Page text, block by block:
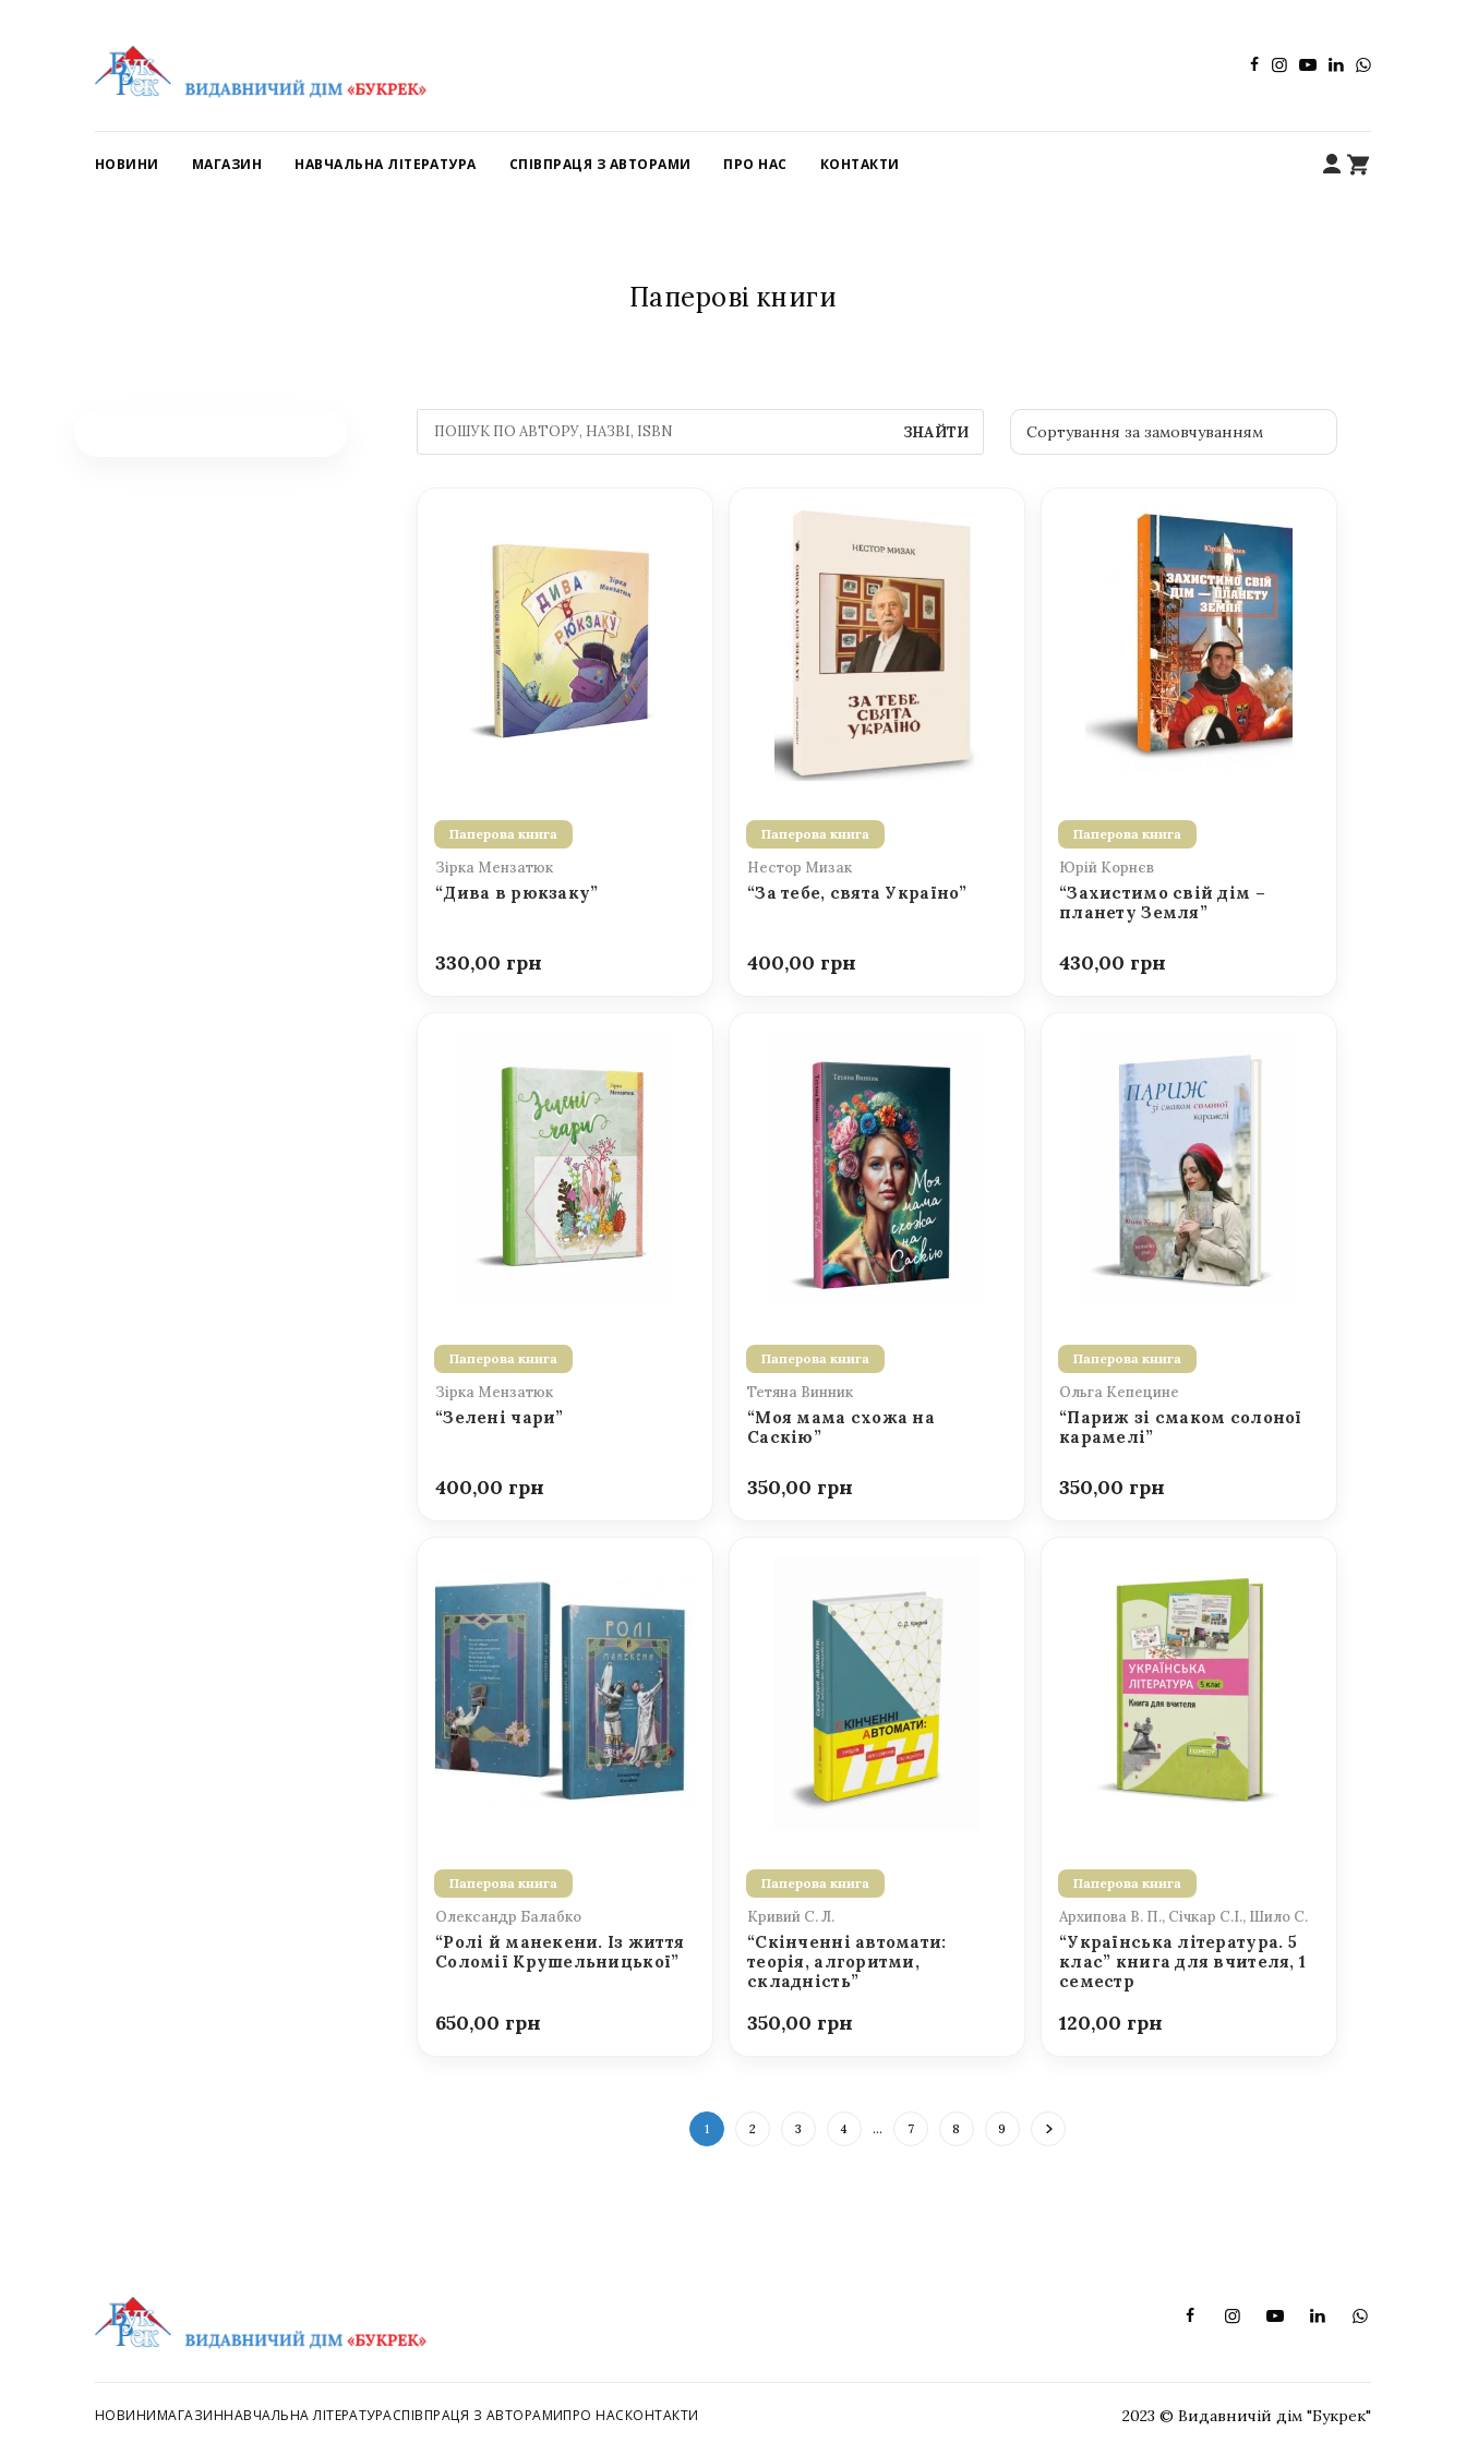
НОВИНИ МАГАЗИН НАВЧАЛЬНА ЛІТЕРАТУРА СПІВПРАЦЯ З АВТОРАМИ ПРО НАС КОНТАКТИ
Паперові книги
ЗНАЙТИ
Паперова книга
Зірка Мензатюк
“Дива в рюкзаку”
330,00
Паперова книга
Нестор Мизак
“За тебе, свята Україно”
400,00
Паперова книга
Юрій Корнєв
“Захистимо свій дім –
планету Земля”
430,00
Паперова книга
Зірка Мензатюк
“Зелені чари”
400,00
Паперова книга
Тетяна Винник
“Моя мама схожа на
Саскію”
350,00
Паперова книга
Ольга Кепецине
“Париж зі смаком солоної
карамелі”
350,00
Паперова книга
Олександр Балабко
“Ролі й манекени. Із життя
Соломії Крушельницької”
650,00
Паперова книга
Кривий С. Л.
“Скінченні автомати:
теорія, алгоритми,
складність”
350,00
Паперова книга
Архипова В. П., Січкар С.І., Шило С.
“Українська література. 5
клас” книга для вчителя, 1
семестр
120,00
1 2 3 4 … 7 8 9
НОВИНИМАГАЗИННАВЧАЛЬНА ЛІТЕРАТУРАСПІВПРАЦЯ З АВТОРАМИПРО НАСКОНТАКТИ 2023 © Видавничій дім "Букрек"